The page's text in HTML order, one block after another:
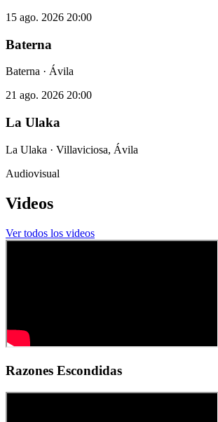
15 ago. 2026 20:00
Baterna
Baterna · Ávila
21 ago. 2026 20:00
La Ulaka
La Ulaka · Villaviciosa, Ávila
Audiovisual
Videos
Ver todos los videos
Razones Escondidas